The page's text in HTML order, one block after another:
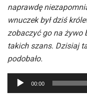
naprawdę
wnuczek był dziś
zobaczyć go na żywo
takich szans. Dzisiaj
podobało.
Odtwarzacz
plików
00:00